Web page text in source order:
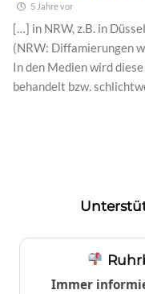
5 Jahre vor
[…] in NRW, z.B. in
(NRW: Diffamierungen
In den Medien wird
behandelt bzw.
Immer